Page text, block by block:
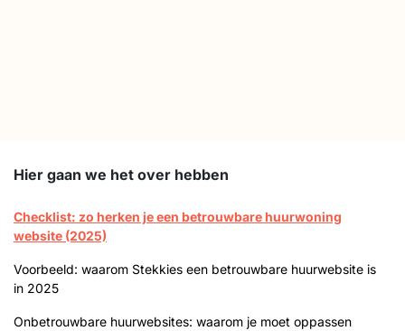
Hier gaan we het over hebben
Checklist: zo herken je een betrouwbare huurwoning
website (2025)
Voorbeeld: waarom Stekkies een betrouwbare huurwebsite is
in 2025
Onbetrouwbare huurwebsites: waarom je moet oppassen